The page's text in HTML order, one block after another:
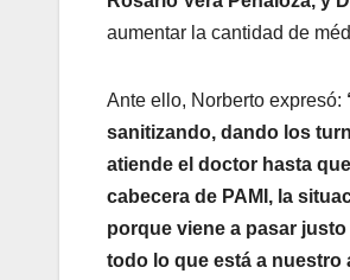
aumentar la cantidad de
Ante ello, Norberto expresó:
sanitizando, dando los
atiende el doctor hasta
cabecera de PAMI, la
porque viene a pasar
todo lo que está a